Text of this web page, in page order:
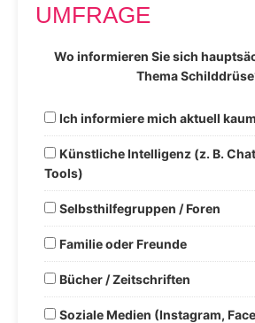
UMFRAGE
Wo informieren Sie sich
Thema
Ich informiere mich aktuell
Künstliche Intelligenz (z. B.
Tools)
Selbsthilfegruppen / Foren
Familie oder Freunde
Bücher / Zeitschriften
Soziale Medien (Instagram,